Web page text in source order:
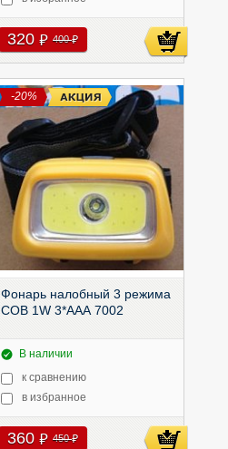
320руб 400руб
-20%
Фонарь налобный 3 режима
СОВ 1W 3*ААА 7002
В наличии
к сравнению
в избранное
360руб 450руб